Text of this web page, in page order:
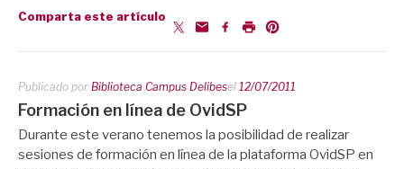
Comparta este artículo
Publicado por Biblioteca Campus Delibesel 12/07/2011
Formación en línea de OvidSP
Durante este verano tenemos la posibilidad de realizar
sesiones de formación en línea de la plataforma OvidSP en